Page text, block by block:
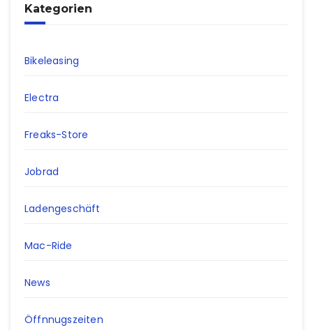
Kategorien
Bikeleasing
Electra
Freaks-Store
Jobrad
Ladengeschäft
Mac-Ride
News
Öffnnugszeiten